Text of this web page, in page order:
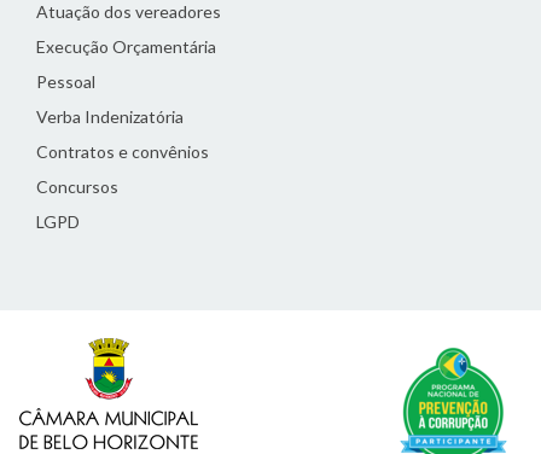
Atuação dos vereadores
Execução Orçamentária
Pessoal
Verba Indenizatória
Contratos e convênios
Concursos
LGPD